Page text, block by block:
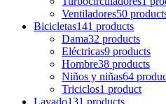
Ventiladores50
Bicicletas141 products
Dama32 products
Eléctricas9 products
Hombre38 products
Niños y niñas64
Triciclos1 product
Lavado131 products